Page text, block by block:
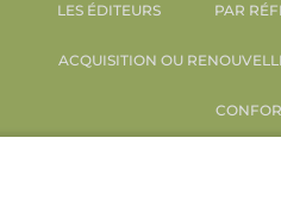
LES ÉDITEURS PAR
ACQUISITION OU